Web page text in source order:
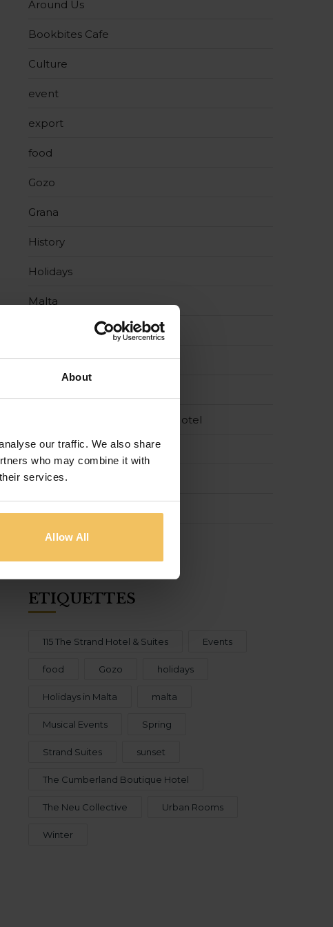
About
our traffic. We also share
who may combine it with
services.
Allow All
Around Us
Bookbites Cafe
Culture
event
export
food
Gozo
Grana
History
Holidays
Malta
Strand Suites
The Cumberland Boutique Hotel
The Neu Collective
tradition
Winter
ÉTIQUETTES
115 The Strand Hotel & Suites Events
food Gozo holidays
Holidays in Malta malta
Musical Events Spring
Strand Suites sunset
The Cumberland Boutique Hotel
The Neu Collective Urban Rooms
Winter